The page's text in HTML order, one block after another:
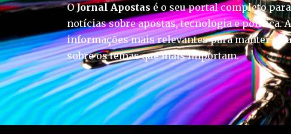
OJornal Apostas é o seu portal completo
notícias sobre apostas, tecnologia e política.
informações mais relevantes para manter-se
sobre os temas que mais importam.